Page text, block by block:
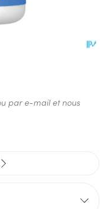
par e-mail et nous